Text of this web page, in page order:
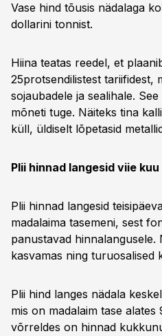
Vase hind tõusis nädalaga
dollarini tonnist.
Hiina teatas reedel, et
25protsendilistest tariifidest,
sojaubadele ja sealihale.
mõneti tuge. Näiteks tina
küll, üldiselt lõpetasid
Plii hinnad langesid viie kuu
Plii hinnad langesid
madalaima tasemeni, sest
panustavad
kasvamas ning turuosalised
Plii hind langes nädala
mis on madalaim tase
võrreldes on hinnad